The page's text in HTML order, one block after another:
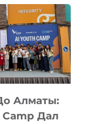
Алматы:
Дал